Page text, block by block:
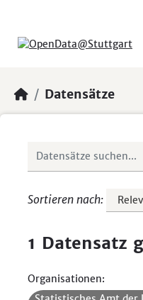
Datensätze
Sortieren nach
1 Datensatz
Organisationen: